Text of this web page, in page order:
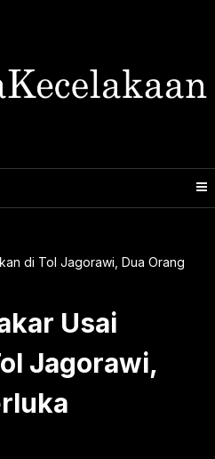
di Tol Jagorawi, Dua Orang
Usai
Jagorawi,